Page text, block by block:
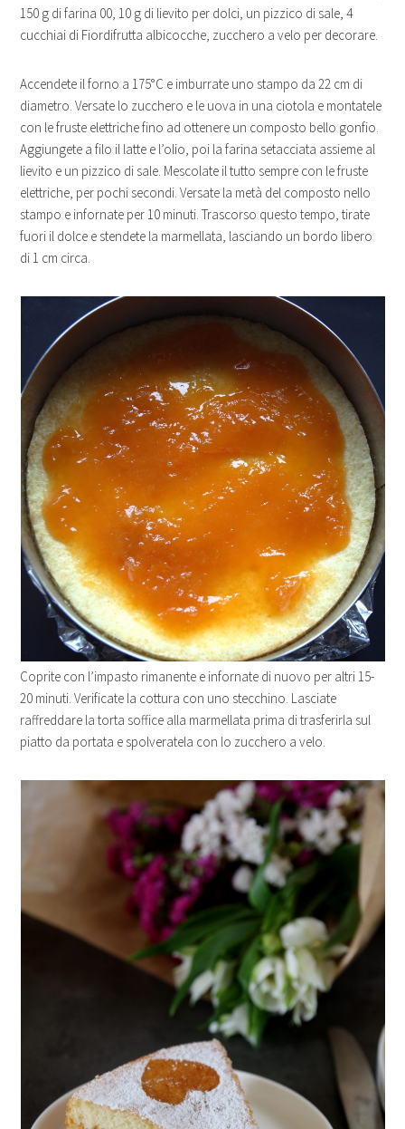
150 g di farina 00, 10 g di lievito per dolci, un pizzico di sale, 4
cucchiai di Fiordifrutta albicocche, zucchero a velo per decorare.
Accendete il forno a 175°C e imburrate uno stampo da 22 cm di
diametro. Versate lo zucchero e le uova in una ciotola e montatele
con le fruste elettriche fino ad ottenere un composto bello gonfio.
Aggiungete a filo il latte e l’olio, poi la farina setacciata assieme al
lievito e un pizzico di sale. Mescolate il tutto sempre con le fruste
elettriche, per pochi secondi. Versate la metà del composto nello
stampo e infornate per 10 minuti. Trascorso questo tempo, tirate
fuori il dolce e stendete la marmellata, lasciando un bordo libero
di 1 cm circa.
Coprite con l’impasto rimanente e infornate di nuovo per altri 15-
20 minuti. Verificate la cottura con uno stecchino. Lasciate
raffreddare la torta soffice alla marmellata prima di trasferirla sul
piatto da portata e spolveratela con lo zucchero a velo.